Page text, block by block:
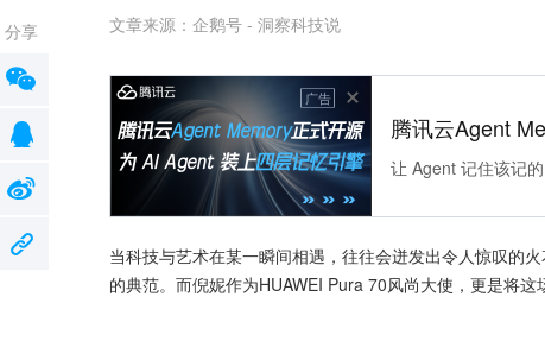
文章来源： 企鹅号 - 洞察科技说
广告
腾讯云Agent
让 Agent 记住该记
当科技与艺术在某一瞬间相遇，往往会迸发出令人惊叹的
的典范。而倪妮作为HUAWEI Pura 70风尚大使，更是将这
分享